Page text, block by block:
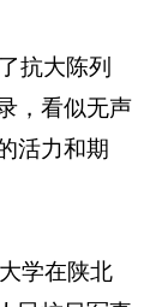
抗大陈列
，看似无声
活力和期
学在陕北